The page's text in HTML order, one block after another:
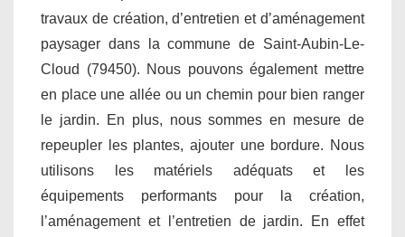
travaux de création, d’entretien et d’aménagement
paysager dans la commune de Saint-Aubin-Le-
Cloud (79450). Nous pouvons également mettre
en place une allée ou un chemin pour bien ranger
le jardin. En plus, nous sommes en mesure de
repeupler les plantes, ajouter une bordure. Nous
utilisons les matériels adéquats et les
équipements performants pour la création,
l’aménagement et l’entretien de jardin. En effet